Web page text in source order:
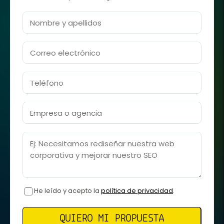
Nombre y apellidos
Correo electrónico
Teléfono
Empresa o agencia
Mensaje
He leído y acepto la política de privacidad.
QUIERO MI PROPUESTA